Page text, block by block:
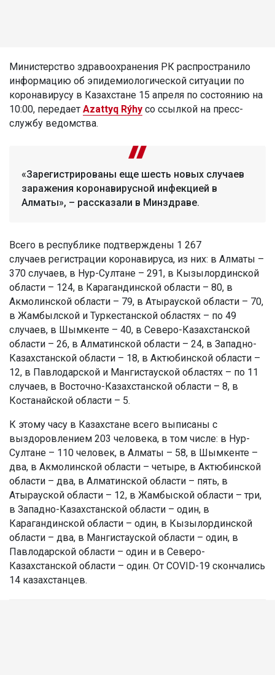
Министерство здравоохранения РК распространило
информацию об эпидемиологической ситуации по
коронавирусу в Казахстане 15 апреля по состоянию на
10:00, передает Azattyq Rýhy со ссылкой на пресс-
службу ведомства.
«Зарегистрированы еще шесть новых случаев
заражения коронавирусной инфекцией в
Алматы», – рассказали в Минздраве.
Всего в республике подтверждены 1 267
случаев регистрации коронавируса, из них: в Алматы –
370 случаев, в Нур-Султане – 291, в Кызылординской
области – 124, в Карагандинской области – 80, в
Акмолинской области – 79, в Атырауской области – 70,
в Жамбылской и Туркестанской областях – по 49
случаев, в Шымкенте – 40, в Северо-Казахстанской
области – 26, в Алматинской области – 24, в Западно-
Казахстанской области – 18, в Актюбинской области –
12, в Павлодарской и Мангистауской областях – по 11
случаев, в Восточно-Казахстанской области – 8, в
Костанайской области – 5.
К этому часу в Казахстане всего выписаны с
выздоровлением 203 человека, в том числе: в Нур-
Султане – 110 человек, в Алматы – 58, в Шымкенте –
два, в Акмолинской области – четыре, в Актюбинской
области – два, в Алматинской области – пять, в
Атырауской области – 12, в Жамбыской области – три,
в Западно-Казахстанской области – один, в
Карагандинской области – один, в Кызылординской
области – два, в Мангистауской области – один, в
Павлодарской области – один и в Северо-
Казахстанской области – один. От COVID-19 скончались
14 казахстанцев.